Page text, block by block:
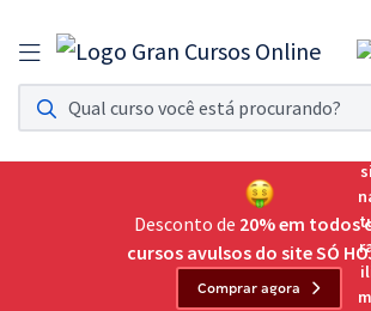
Assinatura Ilimitada 11
Acesso a todos os cursos. Teste grátis por 7 dias!
Assinatura OAB Até Passar
Acesso ilimitado a toda preparação para o Exame da
Residências Multiprofissionais
Desconto de 20% em todos
cursos avulsos do site SÓ
Comprar agora